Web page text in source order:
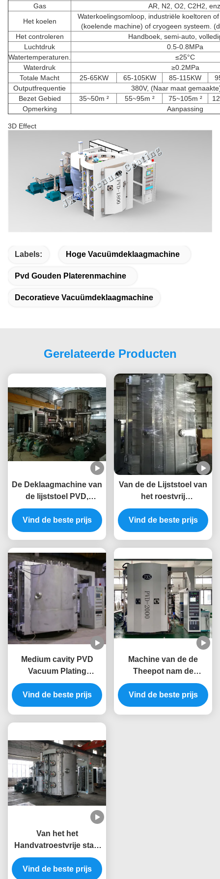
Gas
AR, N2, O2, C2H2,
Het koelen
Waterkoelingsomloop, industriële koeltoren
(koelende machine) of cryogeen systeem.
Het controleren
Handboek, semi-auto,
Luchtdruk
0.5-0.8MPa
Watertemperaturen.
≤25°C
Waterdruk
≥0.2MPa
Totale Macht
25-65KW 65-105KW 85-115KW
Outputfrequentie
380V, (Naar maat
Bezet Gebied
35~50m ² 55~95m ² 75~105m ²
Opmerking
Aanpassing
3D Effect
Labels: Hoge Vacuümdeklaagmachine
Pvd Gouden Platerenmachine
Decoratieve Vacuümdeklaagmachine
Gerelateerde Producten
De Deklaagmachine van
de lijststoel PVD,
Machine van de
Roestvrij staal de Hoge
Vacuümdeklaag
Vind de beste prijs
Van de de Lijststoel van
het roestvrij
staalmeubilair Systeem
van het de
Dampdeposito het
Vind de beste prijs
Medium cavity PVD
Vacuum Plating
Machine Multi-purpose
voor
batchproductieapparatuur
Vind de beste prijs
Machine van de de
Theepot nam de
Decoratieve PVD
Vacuümdeklaag van de
roestvrij staalkop voor
Vind de beste prijs
Van het het
Handvatroestvrije staal
PVD van de metaaldeur
de Deklaagmachine
Vind de beste prijs